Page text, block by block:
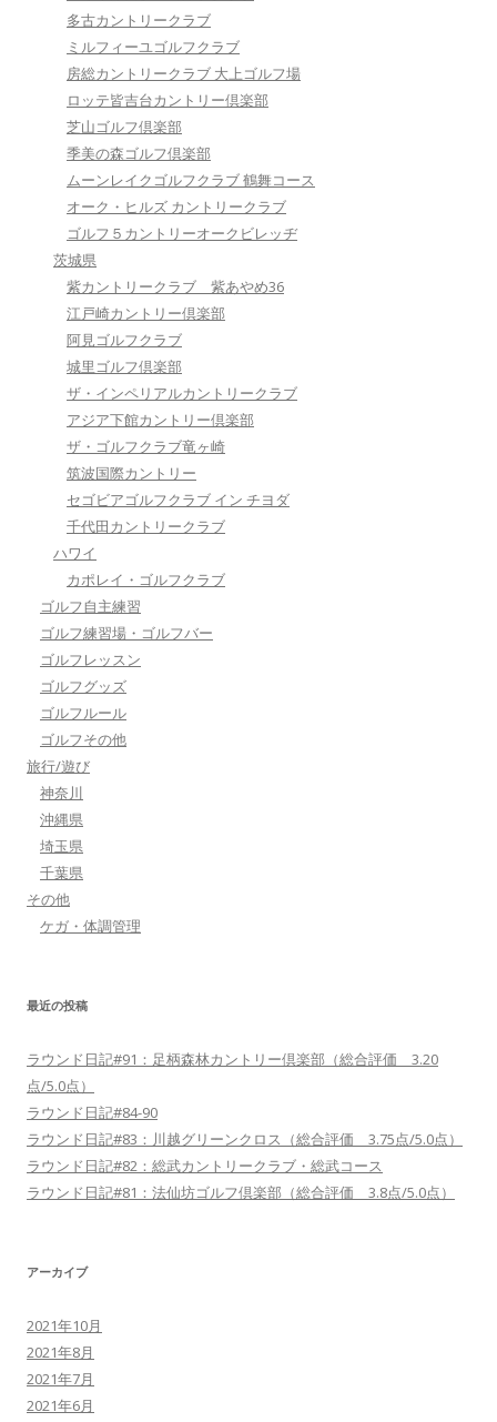
多古カントリークラブ
ミルフィーユゴルフクラブ
房総カントリークラブ 大上ゴルフ場
ロッテ皆吉台カントリー倶楽部
芝山ゴルフ倶楽部
季美の森ゴルフ倶楽部
ムーンレイクゴルフクラブ 鶴舞コース
オーク・ヒルズ カントリークラブ
ゴルフ５カントリーオークビレッヂ
茨城県
紫カントリークラブ 紫あやめ36
江戸崎カントリー倶楽部
阿見ゴルフクラブ
城里ゴルフ倶楽部
ザ・インペリアルカントリークラブ
アジア下館カントリー倶楽部
ザ・ゴルフクラブ竜ヶ崎
筑波国際カントリー
セゴビアゴルフクラブ イン チヨダ
千代田カントリークラブ
ハワイ
カポレイ・ゴルフクラブ
ゴルフ自主練習
ゴルフ練習場・ゴルフバー
ゴルフレッスン
ゴルフグッズ
ゴルフルール
ゴルフその他
旅行/遊び
神奈川
沖縄県
埼玉県
千葉県
その他
ケガ・体調管理
最近の投稿
ラウンド日記#91：足柄森林カントリー倶楽部（総合評価 3.20
点/5.0点）
ラウンド日記#84-90
ラウンド日記#83：川越グリーンクロス（総合評価 3.75点/5.0点）
ラウンド日記#82：総武カントリークラブ・総武コース
ラウンド日記#81：法仙坊ゴルフ倶楽部（総合評価 3.8点/5.0点）
アーカイブ
2021年10月
2021年8月
2021年7月
2021年6月